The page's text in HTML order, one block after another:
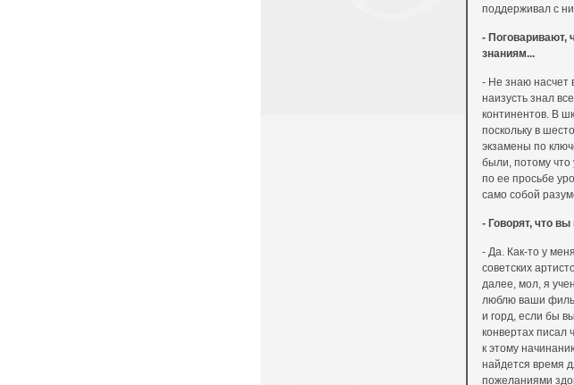
поддерживал с
- Поговаривают,
знаниям...
- Не знаю насчет
наизусть знал
континентов. В
поскольку в
экзамены по
были, потому что
по ее просьбе
само собой
- Говорят, что
- Да. Как-то у
советских
далее, мол, я
люблю ваши
и горд, если бы
конвертах писал
к этому
найдется время
пожеланиями